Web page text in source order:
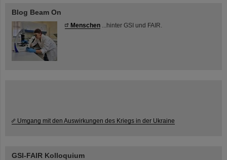
Blog Beam On
Menschen ...hinter GSI und FAIR.
Umgang mit den Auswirkungen des Kriegs in der Ukraine
GSI-FAIR Kolloquium